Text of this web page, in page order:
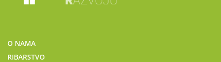
O NAMA
RIBARSTVO